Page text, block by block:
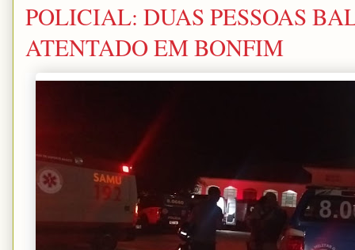
POLICIAL: DUAS PESSOAS
ATENTADO EM BONFIM